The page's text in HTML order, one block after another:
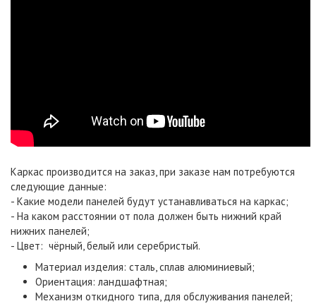
Каркас производится на заказ, при заказе нам потребуются
следующие данные:
- Какие модели панелей будут устанавливаться на каркас;
- На каком расстоянии от пола должен быть нижний край
нижних панелей;
- Цвет: чёрный, белый или серебристый.
Материал изделия: сталь, сплав алюминиевый;
Ориентация: ландшафтная;
Механизм откидного типа, для обслуживания панелей;